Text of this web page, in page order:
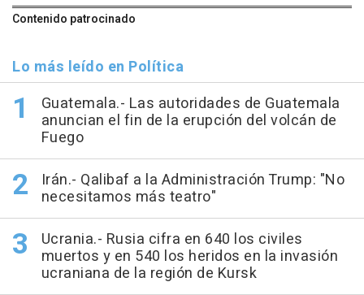
Contenido patrocinado
Lo más leído en Política
Guatemala.- Las autoridades de Guatemala
anuncian el fin de la erupción del volcán de
Fuego
Irán.- Qalibaf a la Administración Trump: "No
necesitamos más teatro"
Ucrania.- Rusia cifra en 640 los civiles
muertos y en 540 los heridos en la invasión
ucraniana de la región de Kursk